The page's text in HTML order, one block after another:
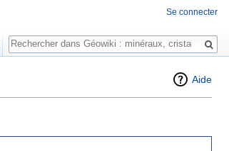
Aide
Se connecter
Rechercher